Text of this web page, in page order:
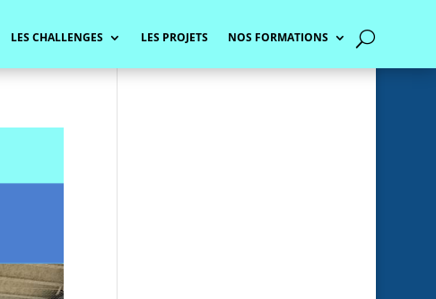
LES CHALLENGES LES PROJETS NOS FORMATIONS